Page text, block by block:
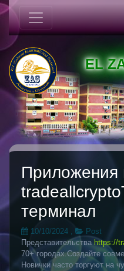
EL
Приложения
терминал
10/10/2024 ,
Post
Представительстваhttps://
70+ городах.Создайте
Новички часто торгуют на